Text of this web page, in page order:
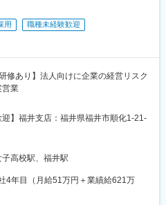
用
職種未経験歓迎
修あり】法人向けに企業の経営リスク
営業
迎】福井支店：福井県福井市順化1-21-
高校駅、福井駅
4年目（月給51万円＋業績給621万